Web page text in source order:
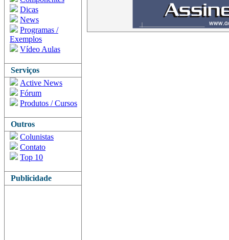
Dicas
News
Programas /
Exemplos
Vídeo Aulas
Serviços
Active News
Fórum
Produtos / Cursos
Outros
Colunistas
Contato
Top 10
Publicidade